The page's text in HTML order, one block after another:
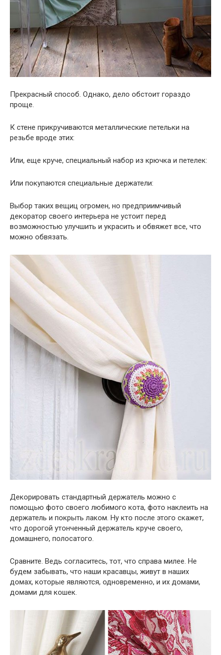
Прекрасный способ. Однако, дело обстоит гораздо
проще.
К стене прикручиваются металлические петельки на
резьбе вроде этих:
Или, еще круче, специальный набор из крючка и петелек:
Или покупаются специальные держатели:
Выбор таких вещиц огромен, но предприимчивый
декоратор своего интерьера не устоит перед
возможностью улучшить и украсить и обвяжет все, что
можно обвязать.
Декорировать стандартный держатель можно с
помощью фото своего любимого кота, фото наклеить на
держатель и покрыть лаком. Ну кто после этого скажет,
что дорогой утонченный держатель круче своего,
домашнего, полосатого.
Сравните. Ведь согласитесь, тот, что справа милее. Не
будем забывать, что наши красавцы, живут в наших
домах, которые являются, одновременно, и их домами,
домами для кошек.